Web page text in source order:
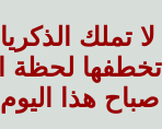
لا تملك
لحظة
صباح هذا